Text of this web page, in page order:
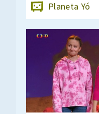
Planeta Yó